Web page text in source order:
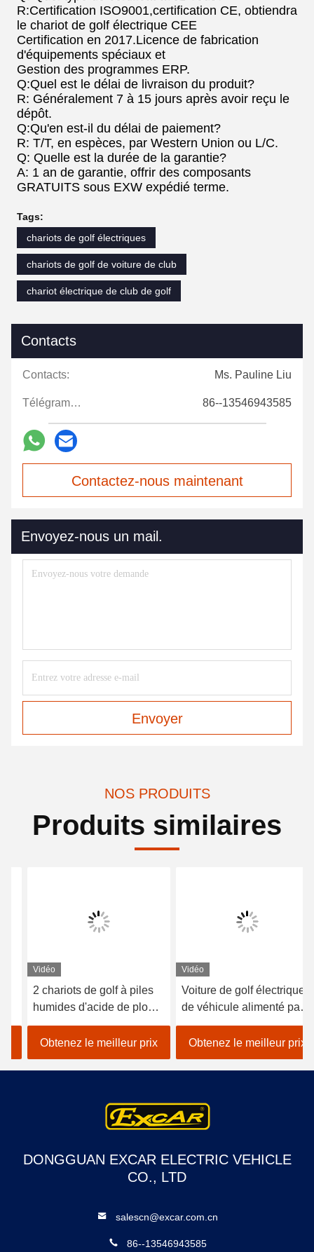
R:Certification ISO9001,certification CE, obtiendra
le chariot de golf électrique CEE
Certification en 2017.Licence de fabrication
d'équipements spéciaux et
Gestion des programmes ERP.
Q:Quel est le délai de livraison du produit?
R: Généralement 7 à 15 jours après avoir reçu le
dépôt.
Q:Qu'en est-il du délai de paiement?
R: T/T, en espèces, par Western Union ou L/C.
Q: Quelle est la durée de la garantie?
A: 1 an de garantie, offrir des composants
GRATUITS sous EXW expédié terme.
Tags:
chariots de golf électriques
chariots de golf de voiture de club
chariot électrique de club de golf
Contacts
Contacts: Ms. Pauline Liu
Télégramme: 86--13546943585
Contactez-nous maintenant
Envoyez-nous un mail.
Envoyer
NOS PRODUITS
Produits similaires
Vidéo
2 chariots de golf à piles
humides d'acide de plomb
de sièges/golf avec des
erreurs électrique de
voiture
Obtenez le meilleur prix
Vidéo
Voiture de golf électrique
de véhicule alimenté par
batterie au lithium 48V
EXCAR A1S6 + 2 blanc
Obtenez le meilleur prix
DONGGUAN EXCAR ELECTRIC VEHICLE
CO., LTD
salescn@excar.com.cn
86--13546943585